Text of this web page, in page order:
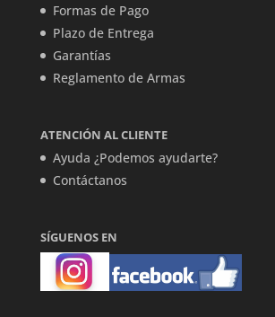
Formas de Pago
Plazo de Entrega
Garantías
Reglamento de Armas
ATENCIÓN AL CLIENTE
Ayuda ¿Podemos ayudarte?
Contáctanos
SÍGUENOS EN